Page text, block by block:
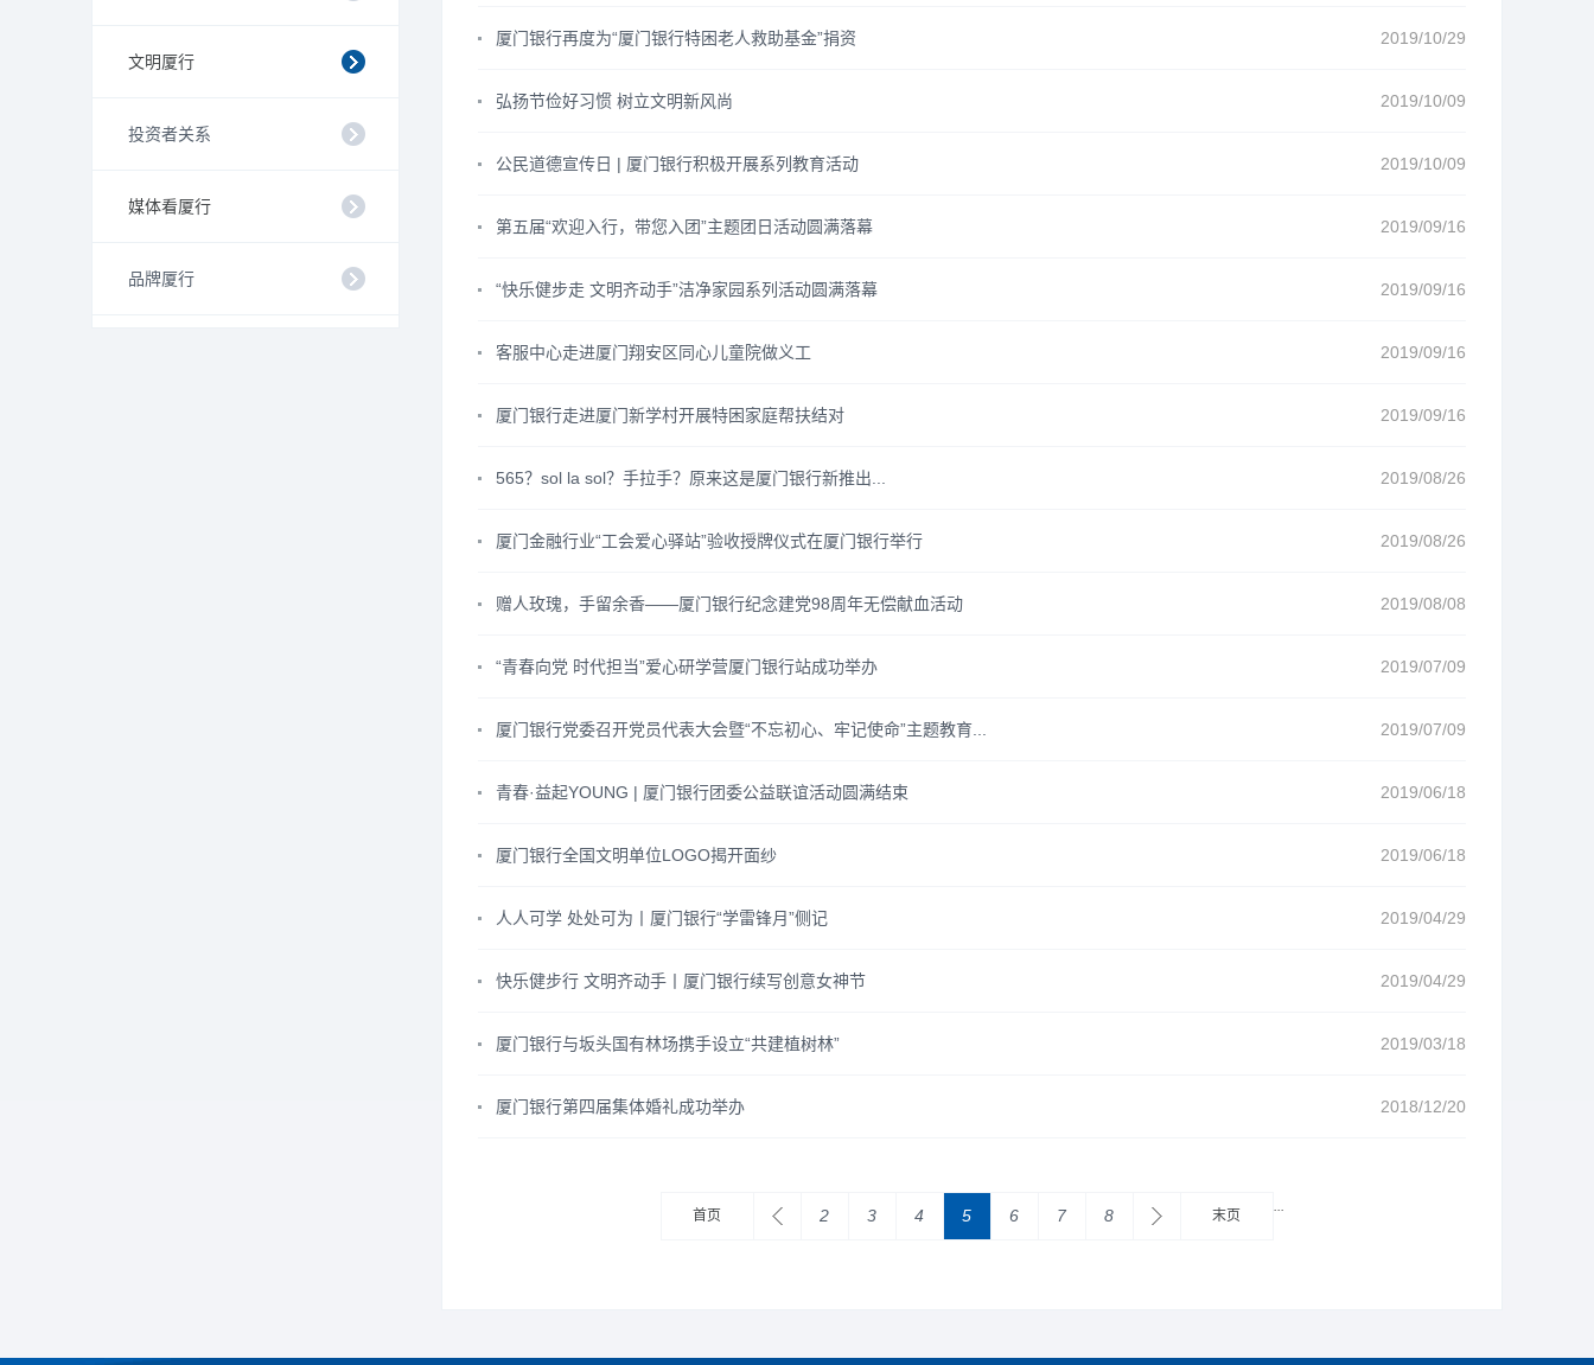
文明厦行
投资者关系
媒体看厦行
品牌厦行
厦门银行再度为“厦门银行特困老人救助基金”捐资 2019/10/29
弘扬节俭好习惯 树立文明新风尚 2019/10/09
公民道德宣传日 | 厦门银行积极开展系列教育活动 2019/10/09
第五届“欢迎入行，带您入团”主题团日活动圆满落幕 2019/09/16
“快乐健步走 文明齐动手”洁净家园系列活动圆满落幕 2019/09/16
客服中心走进厦门翔安区同心儿童院做义工 2019/09/16
厦门银行走进厦门新学村开展特困家庭帮扶结对 2019/09/16
565？sol la sol？手拉手？原来这是厦门银行新推出... 2019/08/26
厦门金融行业“工会爱心驿站”验收授牌仪式在厦门银行举行 2019/08/26
赠人玫瑰，手留余香——厦门银行纪念建党98周年无偿献血活动 2019/08/08
“青春向党 时代担当”爱心研学营厦门银行站成功举办 2019/07/09
厦门银行党委召开党员代表大会暨“不忘初心、牢记使命”主题教育... 2019/07/09
青春·益起YOUNG | 厦门银行团委公益联谊活动圆满结束 2019/06/18
厦门银行全国文明单位LOGO揭开面纱 2019/06/18
人人可学 处处可为丨厦门银行“学雷锋月”侧记 2019/04/29
快乐健步行 文明齐动手丨厦门银行续写创意女神节 2019/04/29
厦门银行与坂头国有林场携手设立“共建植树林” 2019/03/18
厦门银行第四届集体婚礼成功举办 2018/12/20
首页
...
2 3 4 5 6 7 8 末页